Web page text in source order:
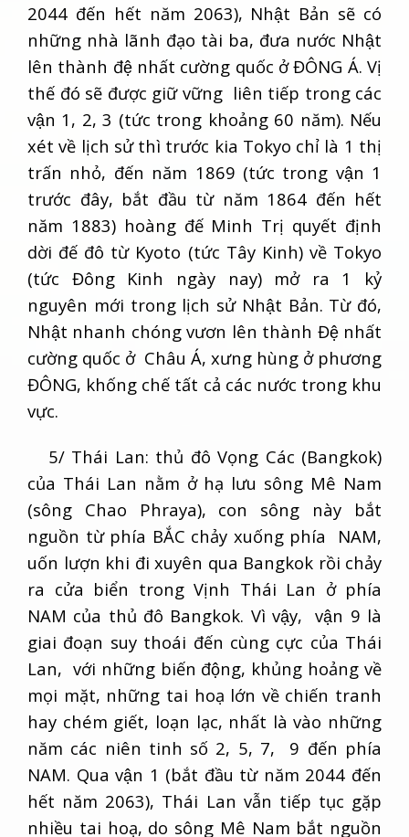
2044 đến hết năm 2063), Nhật Bản sẽ có
những nhà lãnh đạo tài ba, đưa nước Nhật
lên thành đệ nhất cường quốc ở ĐÔNG Á. Vị
thế đó sẽ được giữ vững liên tiếp trong các
vận 1, 2, 3 (tức trong khoảng 60 năm). Nếu
xét về lịch sử thì trước kia Tokyo chỉ là 1 thị
trấn nhỏ, đến năm 1869 (tức trong vận 1
trước đây, bắt đầu từ năm 1864 đến hết
năm 1883) hoàng đế Minh Trị quyết định
dời đế đô từ Kyoto (tức Tây Kinh) về Tokyo
(tức Đông Kinh ngày nay) mở ra 1 kỷ
nguyên mới trong lịch sử Nhật Bản. Từ đó,
Nhật nhanh chóng vươn lên thành Đệ nhất
cường quốc ở Châu Á, xưng hùng ở phương
ĐÔNG, khống chế tất cả các nước trong khu
vực.
5/ Thái Lan: thủ đô Vọng Các (Bangkok)
của Thái Lan nằm ở hạ lưu sông Mê Nam
(sông Chao Phraya), con sông này bắt
nguồn từ phía BẮC chảy xuống phía NAM,
uốn lượn khi đi xuyên qua Bangkok rồi chảy
ra cửa biển trong Vịnh Thái Lan ở phía
NAM của thủ đô Bangkok. Vì vậy, vận 9 là
giai đoạn suy thoái đến cùng cực của Thái
Lan, với những biến động, khủng hoảng về
mọi mặt, những tai hoạ lớn về chiến tranh
hay chém giết, loạn lạc, nhất là vào những
năm các niên tinh số 2, 5, 7, 9 đến phía
NAM. Qua vận 1 (bắt đầu từ năm 2044 đến
hết năm 2063), Thái Lan vẫn tiếp tục gặp
nhiều tai hoạ, do sông Mê Nam bắt nguồn